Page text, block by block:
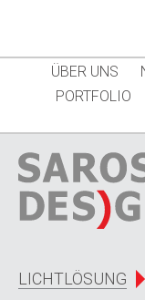
ÜBER UNS
PORTFOLIO
LICHTLÖSUNG